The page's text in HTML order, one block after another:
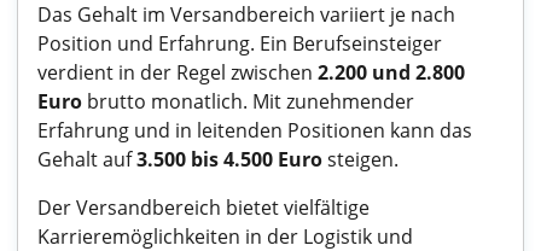
Das Gehalt im Versandbereich variiert je nach
Position und Erfahrung. Ein Berufseinsteiger
verdient in der Regel zwischen 2.200 und 2.800
Euro brutto monatlich. Mit zunehmender
Erfahrung und in leitenden Positionen kann das
Gehalt auf3.500 bis 4.500 Eurosteigen.
Der Versandbereich bietet vielfältige
Karrieremöglichkeiten in der Logistik und